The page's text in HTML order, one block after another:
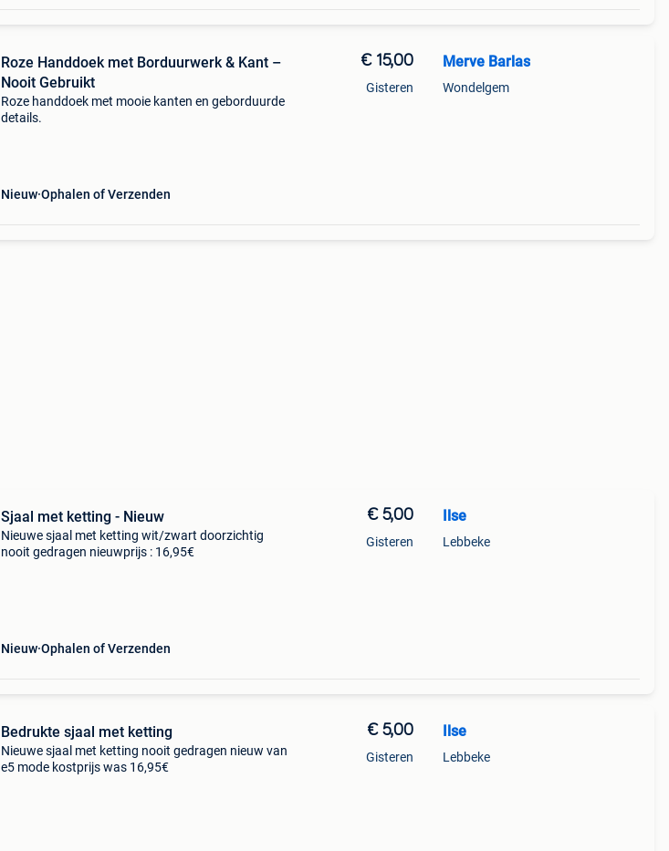
Roze Handdoek met Borduurwerk & Kant –
Nooit Gebruikt
Roze handdoek met mooie kanten en geborduurde
details.
Nieuw Ophalen of Verzenden
€ 15,00
Gisteren
Merve Barlas
Wondelgem
Sjaal met ketting - Nieuw
Nieuwe sjaal met ketting wit/zwart doorzichtig
nooit gedragen nieuwprijs : 16,95€
Nieuw Ophalen of Verzenden
€ 5,00
Gisteren
Ilse
Lebbeke
Bedrukte sjaal met ketting
Nieuwe sjaal met ketting nooit gedragen nieuw van
e5 mode kostprijs was 16,95€
€ 5,00
Gisteren
Ilse
Lebbeke